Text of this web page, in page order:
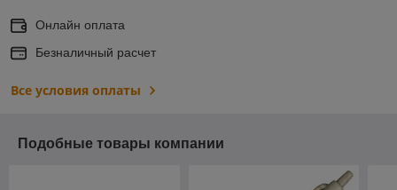
Онлайн оплата
Безналичный расчет
Все условия оплаты
Подобные товары компании